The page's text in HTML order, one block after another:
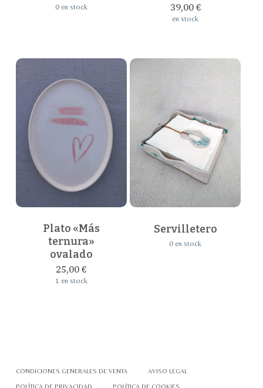
0 en stock
39,00€
en stock
Plato «Más
ternura»
ovalado
25,00€
1 en stock
Servilletero
0 en stock
CONDICIONES GENERALES DE VENTA AVISO LEGAL
POLÍTICA DE PRIVACIDAD POLÍTICA DE COOKIES